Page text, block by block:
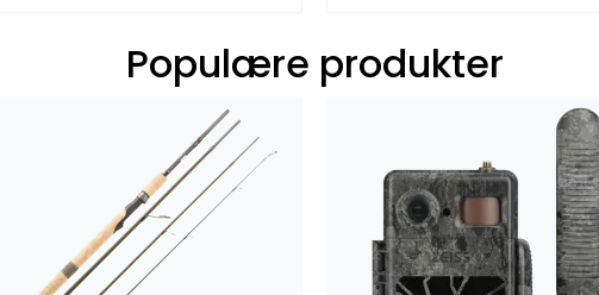
Populære produkter